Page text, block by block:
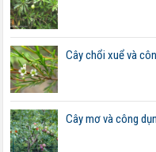
Cây chổi xuể và
Cây mơ và công